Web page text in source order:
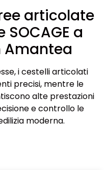
articolate
a
Amantea
i cestelli articolati
precisi, mentre le
alte prestazioni
e controllo le
moderna.